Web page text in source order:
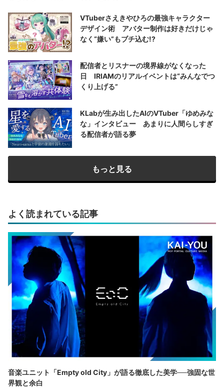
VTuberさえきやひろの最強キャラクター
デザイン術 アバター制作は好きだけじゃ
なく“嫌い”もブチ込む!?
配信者とリスナーの境界線がなくなった
日 IRIAMのリアルイベントは“みんなでつ
くり上げる”
KLabが生み出したAIのVTuber「ゆめみな
な」インタビュー あまりに人間らしすぎ
る配信者が語る夢
もっと見る
よく読まれている記事
音楽ユニット「Empty old City」が語る徹底した美学──強固な世
界観と余白